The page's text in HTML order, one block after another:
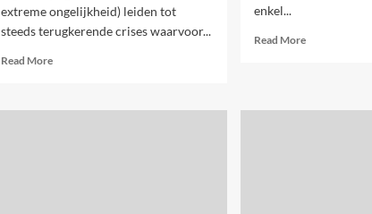
extreme ongelijkheid) leiden tot
steeds terugkerende crises waarvoor...
Read MoreRead
Rapport
enkel...
Read MoreRead